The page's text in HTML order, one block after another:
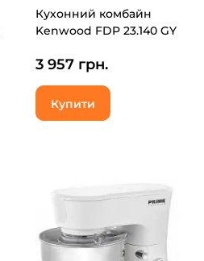
Кухонний комбайн
Kenwood FDP 23.140 GY
3 957 грн.
Купити